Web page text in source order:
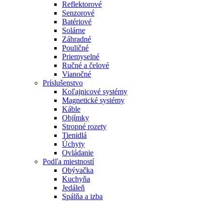
Reflektorové
Senzorové
Batériové
Solárne
Záhradné
Pouličné
Priemyselné
Ručné a čelové
Vianočné
Príslušenstvo
Koľajnicové systémy
Magnetické systémy
Káble
Objímky
Stropné rozety
Tienidlá
Úchyty
Ovládanie
Podľa miestností
Obývačka
Kuchyňa
Jedáleň
Spálňa a izba